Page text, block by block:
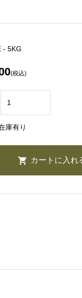
- 5KG
(税込)
庫有り